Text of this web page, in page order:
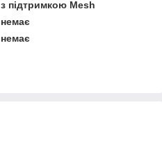
з підтримкою Mesh
немає
немає